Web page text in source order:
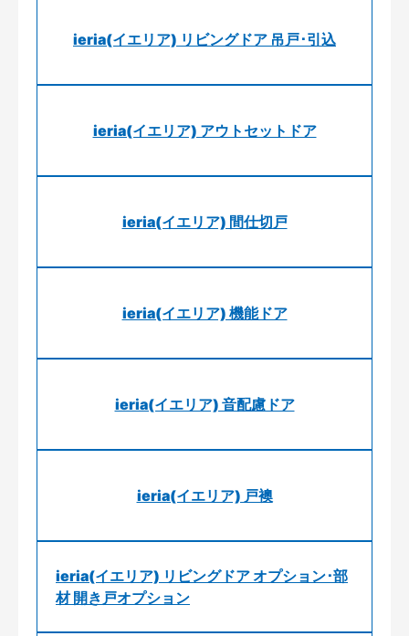
ieria(イエリア) リビングドア 吊戸･引込
ieria(イエリア) アウトセットドア
ieria(イエリア) 間仕切戸
ieria(イエリア) 機能ドア
ieria(イエリア) 音配慮ドア
ieria(イエリア) 戸襖
ieria(イエリア) リビングドア オプション･部
材 開き戸オプション